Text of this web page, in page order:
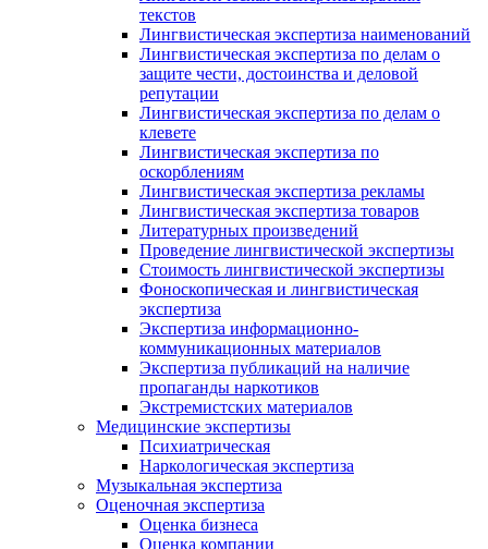
текстов
Лингвистическая экспертиза наименований
Лингвистическая экспертиза по делам о
защите чести, достоинства и деловой
репутации
Лингвистическая экспертиза по делам о
клевете
Лингвистическая экспертиза по
оскорблениям
Лингвистическая экспертиза рекламы
Лингвистическая экспертиза товаров
Литературных произведений
Проведение лингвистической экспертизы
Стоимость лингвистической экспертизы
Фоноскопическая и лингвистическая
экспертиза
Экспертиза информационно-
коммуникационных материалов
Экспертиза публикаций на наличие
пропаганды наркотиков
Экстремистских материалов
Медицинские экспертизы
Психиатрическая
Наркологическая экспертиза
Музыкальная экспертиза
Оценочная экспертиза
Оценка бизнеса
Оценка компании